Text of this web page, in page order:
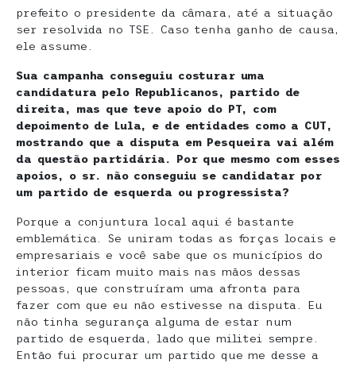
prefeito o presidente da câmara, até a situação
ser resolvida no TSE. Caso tenha ganho de causa,
ele assume.
Sua campanha conseguiu costurar uma
candidatura pelo Republicanos, partido de
direita, mas que teve apoio do PT, com
depoimento de Lula, e de entidades como a CUT,
mostrando que a disputa em Pesqueira vai além
da questão partidária. Por que mesmo com esses
apoios, o sr. não conseguiu se candidatar por
um partido de esquerda ou progressista?
Porque a conjuntura local aqui é bastante
emblemática. Se uniram todas as forças locais e
empresariais e você sabe que os municípios do
interior ficam muito mais nas mãos dessas
pessoas, que construíram uma afronta para
fazer com que eu não estivesse na disputa. Eu
não tinha segurança alguma de estar num
partido de esquerda, lado que militei sempre.
Então fui procurar um partido que me desse a